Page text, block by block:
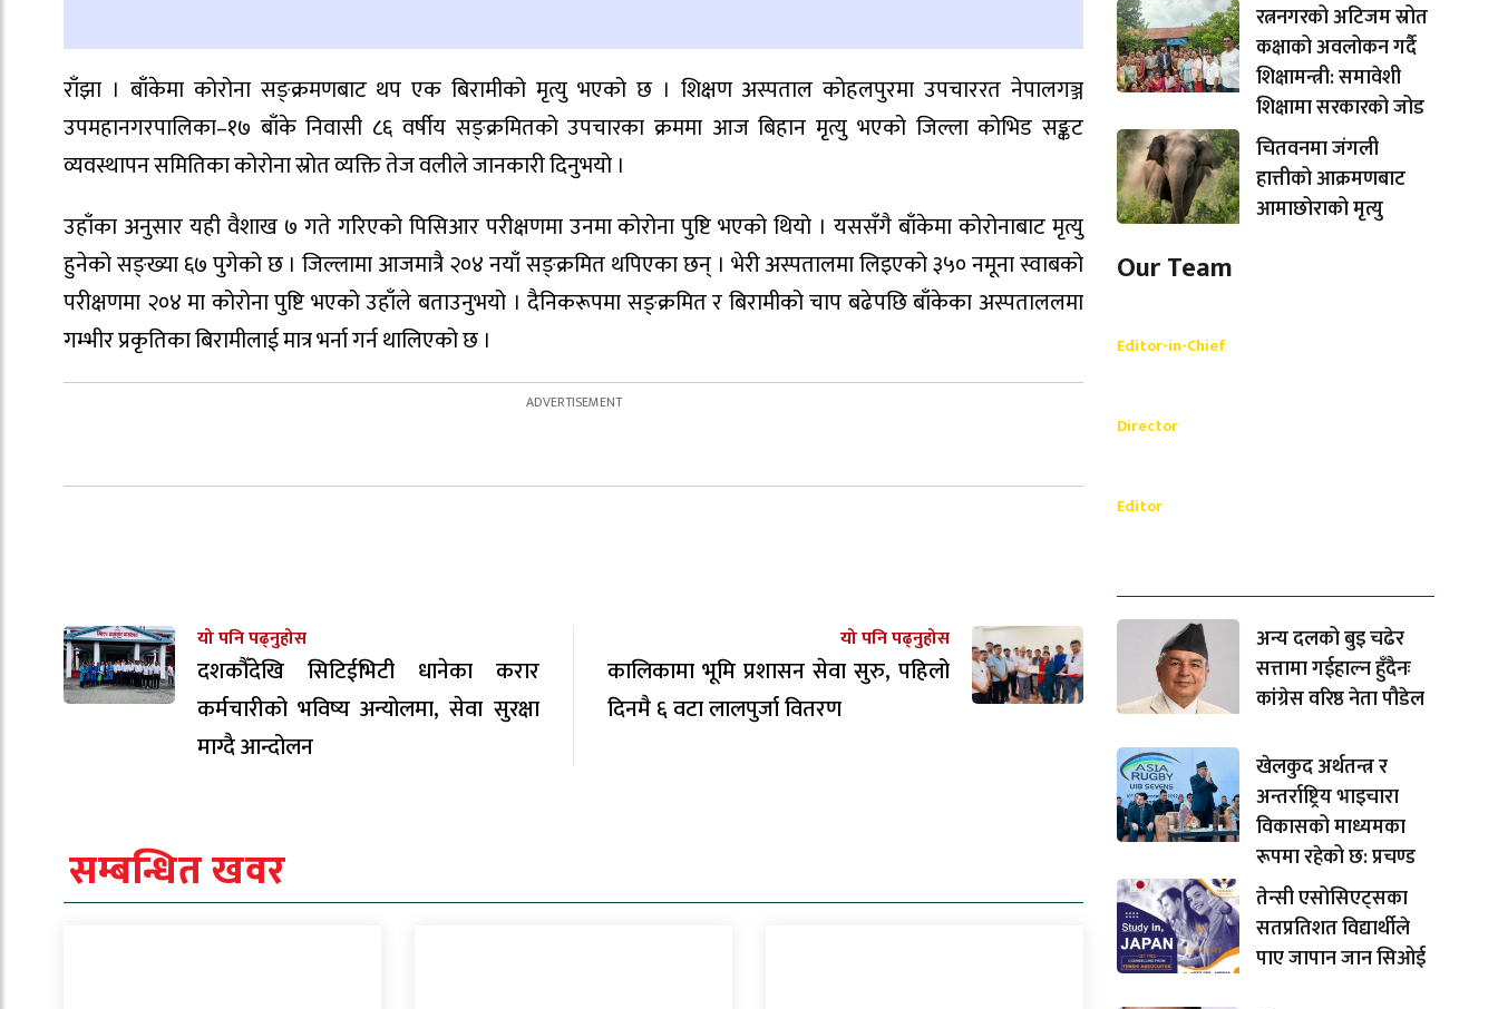
राँझा । बाँकेमा कोरोना सङ्क्रमणबाट थप एक बिरामीको मृत्यु भएको छ । शिक्षण अस्पताल कोहलपुरमा उपचाररत नेपालगञ्ज
उपमहानगरपालिका–१७ बाँके निवासी ८६ वर्षीय सङ्क्रमितको उपचारका क्रममा आज बिहान मृत्यु भएको जिल्ला कोभिड सङ्कट
व्यवस्थापन समितिका कोरोना स्रोत व्यक्ति तेज वलीले जानकारी दिनुभयो ।
उहाँका अनुसार यही वैशाख ७ गते गरिएको पिसिआर परीक्षणमा उनमा कोरोना पुष्टि भएको थियो । यससँगै बाँकेमा कोरोनाबाट मृत्यु
हुनेको सङ्ख्या ६७ पुगेको छ । जिल्लामा आजमात्रै २०४ नयाँ सङ्क्रमित थपिएका छन् । भेरी अस्पतालमा लिइएको ३५० नमूना स्वाबको
परीक्षणमा २०४ मा कोरोना पुष्टि भएको उहाँले बताउनुभयो । दैनिकरूपमा सङ्क्रमित र बिरामीको चाप बढेपछि बाँकेका अस्पताललमा
गम्भीर प्रकृतिका बिरामीलाई मात्र भर्ना गर्न थालिएको छ ।
यो पनि पढ्नुहोस
दशकौँदेखि सिटिईभिटी धानेका करार
कर्मचारीको भविष्य अन्योलमा, सेवा सुरक्षा
माग्दै आन्दोलन
यो पनि पढ्नुहोस
कालिकामा भूमि प्रशासन सेवा सुरु, पहिलो
दिनमै ६ वटा लालपुर्जा वितरण
सम्बन्धित खवर
रत्ननगरको अटिजम स्रोत
कक्षाको अवलोकन गर्दै
शिक्षामन्त्री: समावेशी
शिक्षामा सरकारको जोड
चितवनमा जंगली
हात्तीको आक्रमणबाट
आमाछोराको मृत्यु
Our Team
Editor-in-Chief
Director
Editor
अन्य दलको बुइ चढेर
सत्तामा गईहाल्न हुँदैनः
कांग्रेस वरिष्ठ नेता पौडेल
खेलकुद अर्थतन्त्र र
अन्तर्राष्ट्रिय भाइचारा
विकासको माध्यमका
रूपमा रहेको छ: प्रचण्ड
तेन्सी एसोसिएट्सका
सतप्रतिशत विद्यार्थीले
पाए जापान जान सिओई